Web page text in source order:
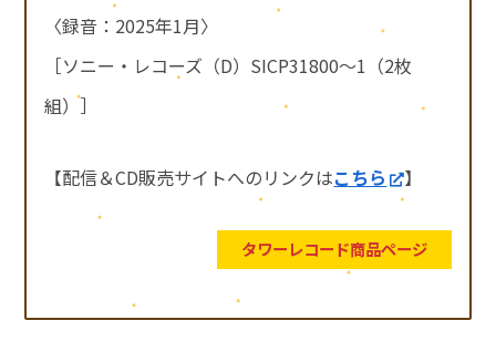
〈録音：2025年1月〉
［ソニー・レコーズ（D）SICP31800～1（2枚
組）］
【配信＆CD販売サイトへのリンクはこちら 】
タワーレコード商品ページ